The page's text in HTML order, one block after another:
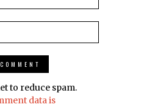
to reduce spam.
data is